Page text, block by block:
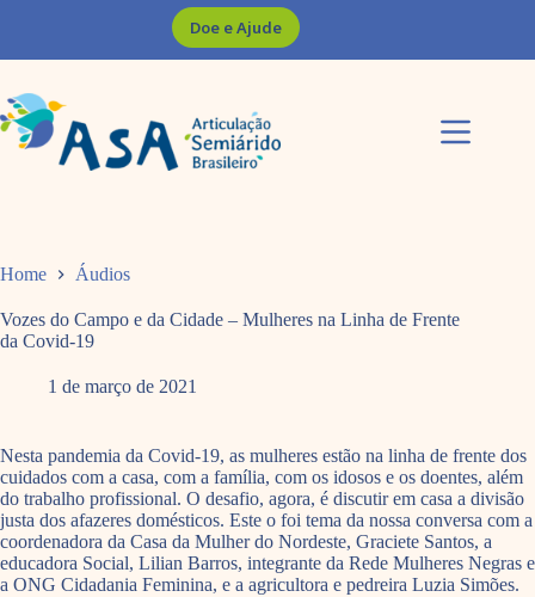
Doe e Ajude
Home Áudios
Vozes do Campo e da Cidade – Mulheres na Linha de Frente
da Covid-19
1 de março de 2021
Nesta pandemia da Covid-19, as mulheres estão na linha de frente dos
cuidados com a casa, com a família, com os idosos e os doentes, além
do trabalho profissional. O desafio, agora, é discutir em casa a divisão
justa dos afazeres domésticos. Este o foi tema da nossa conversa com a
coordenadora da Casa da Mulher do Nordeste, Graciete Santos, a
educadora Social, Lilian Barros, integrante da Rede Mulheres Negras e
a ONG Cidadania Feminina, e a agricultora e pedreira Luzia Simões.